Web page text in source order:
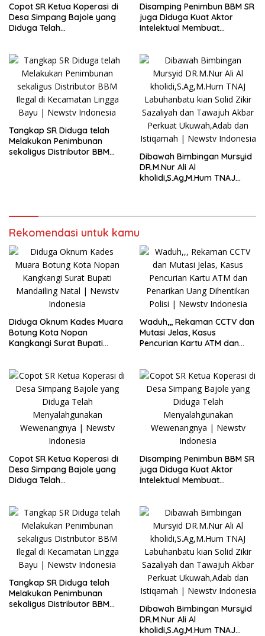
Copot SR Ketua Koperasi di
Desa Simpang Bajole yang
Diduga Telah
Disamping Penimbun BBM SR
juga Diduga Kuat Aktor
Intelektual Membuat
Tangkap SR Diduga telah
Melakukan Penimbunan
sekaligus Distributor BBM
Dibawah Bimbingan Mursyid
DR.M.Nur Ali Al
kholidi,S.Ag,M.Hum TNAJ
dan Istiqamah
Rekomendasi untuk kamu
Diduga Oknum Kades Muara
Botung Kota Nopan
Kangkangi Surat Bupati
Waduh,,, Rekaman CCTV dan
Mutasi Jelas, Kasus
Pencurian Kartu ATM dan
Copot SR Ketua Koperasi di
Desa Simpang Bajole yang
Diduga Telah
Disamping Penimbun BBM SR
juga Diduga Kuat Aktor
Intelektual Membuat
Tangkap SR Diduga telah
Melakukan Penimbunan
sekaligus Distributor BBM
Dibawah Bimbingan Mursyid
DR.M.Nur Ali Al
kholidi,S.Ag,M.Hum TNAJ